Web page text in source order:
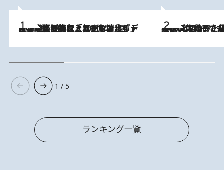
2026.8.5
【なぜ吉沢亮は「気配を消せる」のか？】興行収入208億の『国宝』を経て挑むミュージカル『ディア・エヴァン・ハンセン』。トップ俳優が舞台上でさらけ出した“孤独”とは 2026.8.5
【阿川佐和子さんの年とる力】なぜ70代で始めた趣味は“こんなに楽しい”のか？ ピアノ、俳句…スランプに陥っても続けられる“ある秘訣”とは
1 / 5
ランキング一覧